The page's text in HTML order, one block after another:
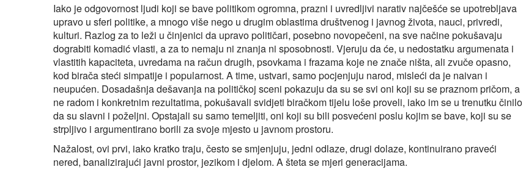
Iako je odgovornost ljudi koji se bave politikom ogromna, prazni i uvredljivi narativ najčešće se upotrebljava
upravo u sferi politike, a mnogo više nego u drugim oblastima društvenog i javnog života, nauci, privredi,
kulturi. Razlog za to leži u činjenici da upravo političari, posebno novopečeni, na sve načine pokušavaju
dograbiti komadić vlasti, a za to nemaju ni znanja ni sposobnosti. Vjeruju da će, u nedostatku argumenata i
vlastitih kapaciteta, uvredama na račun drugih, psovkama i frazama koje ne znače ništa, ali zvuče opasno,
kod birača steći simpatije i popularnost. A time, ustvari, samo pocjenjuju narod, misleći da je naivan i
neupućen. Dosadašnja dešavanja na političkoj sceni pokazuju da su se svi oni koji su se praznom pričom, a
ne radom i konkretnim rezultatima, pokušavali svidjeti biračkom tijelu loše proveli, iako im se u trenutku činilo
da su slavni i poželjni. Opstajali su samo temeljiti, oni koji su bili posvećeni poslu kojim se bave, koji su se
strpljivo i argumentirano borili za svoje mjesto u javnom prostoru.
Nažalost, ovi prvi, iako kratko traju, često se smjenjuju, jedni odlaze, drugi dolaze, kontinuirano praveći
nered, banalizirajući javni prostor, jezikom i djelom. A šteta se mjeri generacijama.